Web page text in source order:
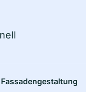
Fassadengestaltung